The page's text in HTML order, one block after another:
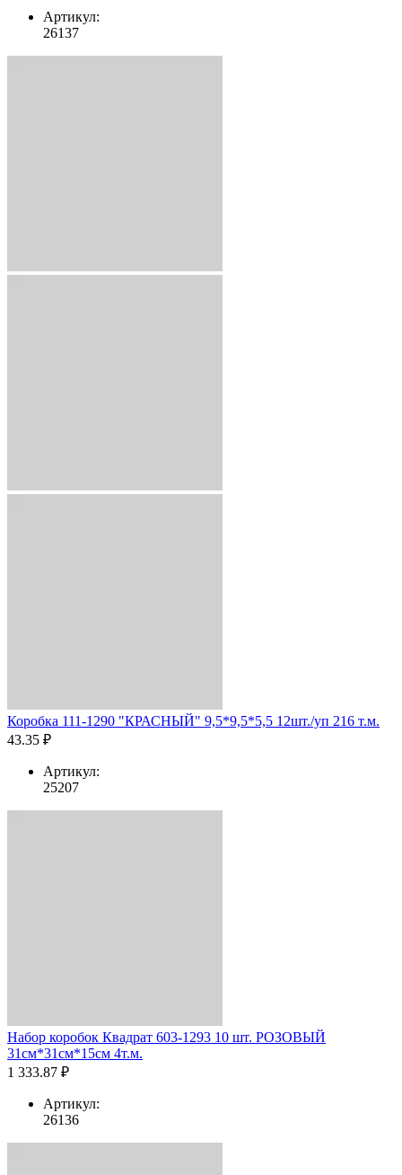
Артикул:
26137
Коробка 111-1290 "КРАСНЫЙ" 9,5*9,5*5,5 12шт./уп 216 т.м.
43.35 ₽
Артикул:
25207
Набор коробок Квадрат 603-1293 10 шт. РОЗОВЫЙ
31см*31см*15см 4т.м.
1 333.87 ₽
Артикул:
26136